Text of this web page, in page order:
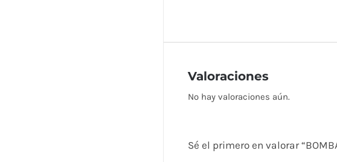
Valoraciones
No hay valoraciones aún.
Sé el primero en valorar “BOMBA